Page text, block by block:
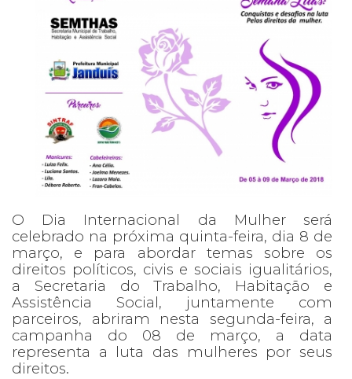
O Dia Internacional da Mulher será
celebrado na próxima quinta-feira, dia 8 de
março, e para abordar temas sobre os
direitos políticos, civis e sociais igualitários,
a Secretaria do Trabalho, Habitação e
Assistência Social, juntamente com
parceiros, abriram nesta segunda-feira, a
campanha do 08 de março, a data
representa a luta das mulheres por seus
direitos.